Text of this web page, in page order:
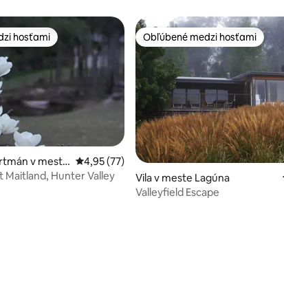
5, počet hodnotení: 56
hosťami
hosťami
v meste Priemerné ohodnotenie 4,95 z 5, počet
4,95 (77)
Maitland, Hunter Valley
Obľúbené medzi hosťami
Obľúbené medzi hosťami
Vila v meste Lagúna
Valleyfield Escape